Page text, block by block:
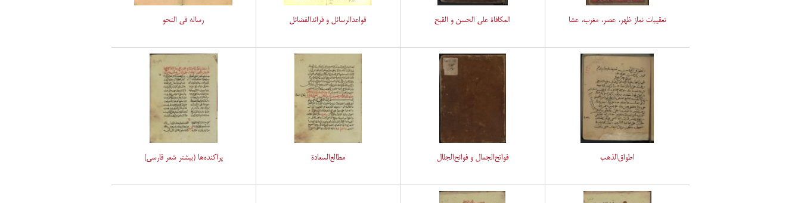
تعقیبات نماز ظهر، عصر، مغرب، عشا المکافاة علی الحسن و القبح قواعدالرسائل و فرائدالفضائل رساله فی النحو
اطواق‌الذهب فواتح‌الجمال و فوائح‌الجلال مطالع‌السعادة پراکنده‌ها (بیشتر شعر فارسی)